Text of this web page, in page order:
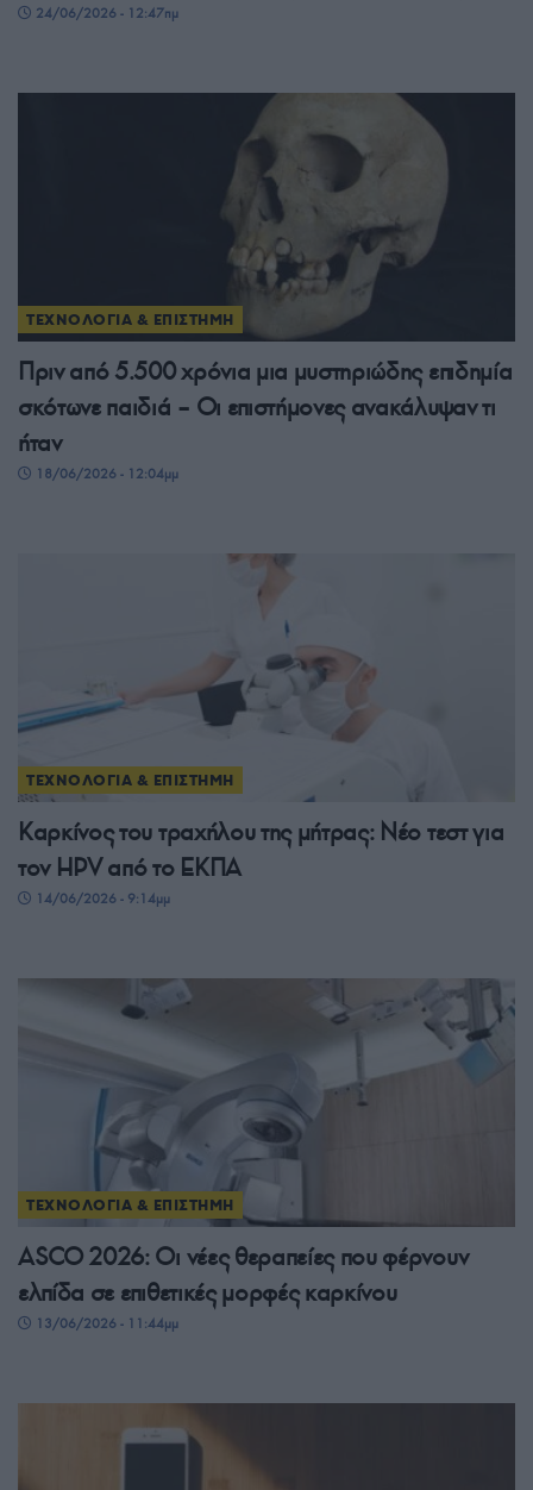
24/06/2026 - 12:47πμ
ΤΕΧΝΟΛΟΓΙΑ & ΕΠΙΣΤΗΜΗ
Πριν από 5.500 χρόνια μια μυστηριώδης επιδημία
σκότωνε παιδιά – Οι επιστήμονες ανακάλυψαν τι
ήταν
18/06/2026 - 12:04μμ
ΤΕΧΝΟΛΟΓΙΑ & ΕΠΙΣΤΗΜΗ
Καρκίνος του τραχήλου της μήτρας: Νέο τεστ για
τον HPV από το ΕΚΠΑ
14/06/2026 - 9:14μμ
ΤΕΧΝΟΛΟΓΙΑ & ΕΠΙΣΤΗΜΗ
ASCO 2026: Οι νέες θεραπείες που φέρνουν
ελπίδα σε επιθετικές μορφές καρκίνου
13/06/2026 - 11:44μμ